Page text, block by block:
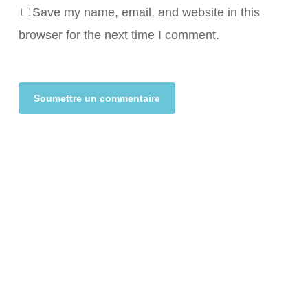
Save my name, email, and website in this
browser for the next time I comment.